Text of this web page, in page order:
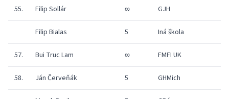
55. Filip Sollár ∞ GJH
Filip Bialas 5 Iná škola
57. Bui Truc Lam ∞ FMFI UK
58. Ján Červeňák 5 GHMich